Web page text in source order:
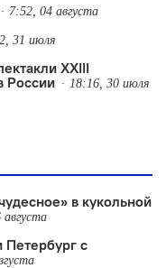
7:52, 04 августа
31 июля
XXIII
России
18:16, 30 июля
в кукольной
с